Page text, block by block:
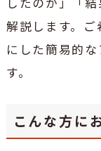
解説します。
にした簡易的
す。
こんな方に